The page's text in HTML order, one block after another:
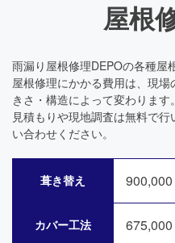
屋根
雨漏り屋根修理DEPOの各種屋
屋根修理にかかる費用は、現
きさ・構造によって変わります。
見積もりや現地調査は無料で
い合わせください。
葺き替え 900,000
カバー工法 675,000